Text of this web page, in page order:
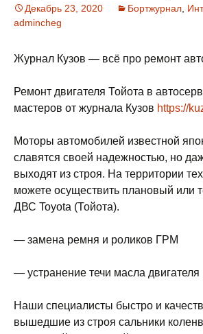
Декабрь 23, 2020 Бортжурнал
admincheg
Журнал Кузов — всё про ремонт
Ремонт двигателя Тойота в
мастеров от журнала Кузов https://
Моторы автомобилей известной
славятся своей надежностью, но
выходят из строя. На территории
можете осуществить плановый или
ДВС Toyota (Тойота).
— замена ремня и роликов ГРМ
— устранение течи масла двигателя
Наши специалисты быстро и
вышедшие из строя сальники